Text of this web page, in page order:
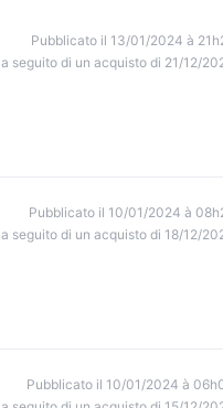
Pubblicato il 13/01/2024 à
a seguito di un acquisto di 21/12/
Pubblicato il 10/01/2024 à
a seguito di un acquisto di 18/12/
Pubblicato il 10/01/2024 à